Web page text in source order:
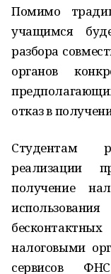
Помимо
учащимся
разбора
органов
отказ в
Студентам
реализации
получение
налоговыми
сервисов